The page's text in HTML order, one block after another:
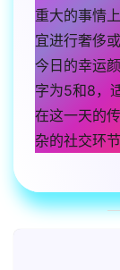
重大的事情
宜进行奢侈
今日的幸运
字为5和8，
在这一天的
杂的社交环